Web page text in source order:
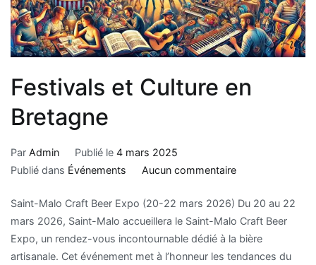
Festivals et Culture en
Bretagne
Par Admin Publié le 4 mars 2025
Publié dans Événements Aucun commentaire
Saint-Malo Craft Beer Expo (20-22 mars 2026) Du 20 au 22
mars 2026, Saint-Malo accueillera le Saint-Malo Craft Beer
Expo, un rendez-vous incontournable dédié à la bière
artisanale. Cet événement met à l’honneur les tendances du